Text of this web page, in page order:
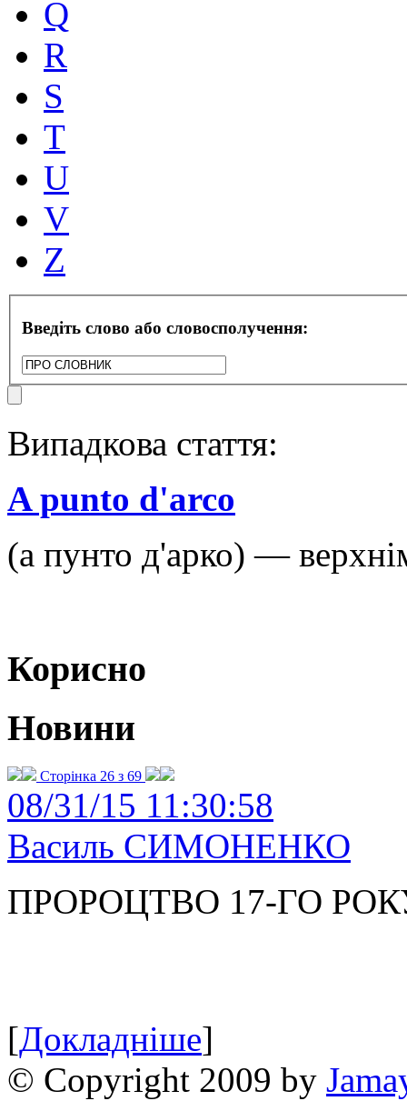
Q
R
S
T
U
V
Z
Введіть слово або словосполучення:
Випадкова стаття:
A punto d'arco
(a пунто д'арко) —
Корисно
Новини
Сторінка 26 з 69
08/31/15 11:30:58
Василь СИМОНЕНКО
ПРОРОЦТВО 17-ГО
[Докладніше]
© Copyright 2009 by